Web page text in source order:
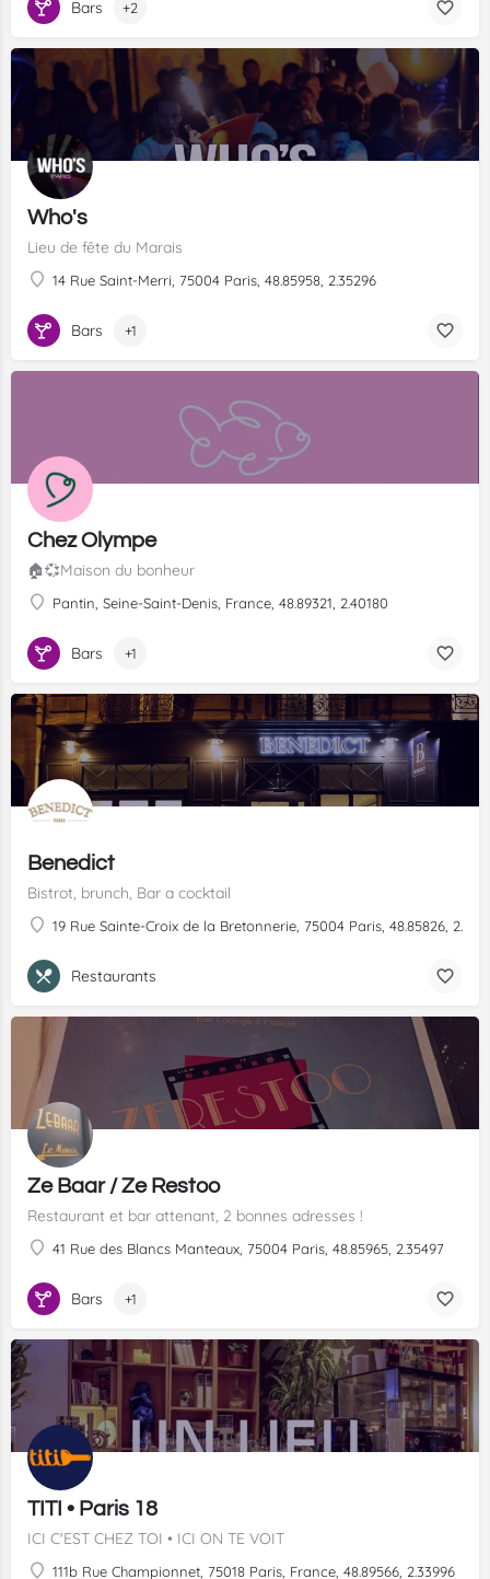
Bars +2
Who's
Lieu de fête du Marais
14 Rue Saint-Merri, 75004 Paris, 48.85958, 2.35296
Bars +1
Chez Olympe
🏠💞Maison du bonheur
Pantin, Seine-Saint-Denis, France, 48.89321, 2.40180
Bars +1
Benedict
Bistrot, brunch, Bar a cocktail
19 Rue Sainte-Croix de la Bretonnerie, 75004 Paris, 48.85826,
Restaurants
Ze Baar / Ze Restoo
Restaurant et bar attenant, 2 bonnes adresses !
41 Rue des Blancs Manteaux, 75004 Paris, 48.85965, 2.35497
Bars +1
TITI • Paris 18
ICI C'EST CHEZ TOI • ICI ON TE VOIT
111b Rue Championnet, 75018 Paris, France, 48.89566, 2.33996